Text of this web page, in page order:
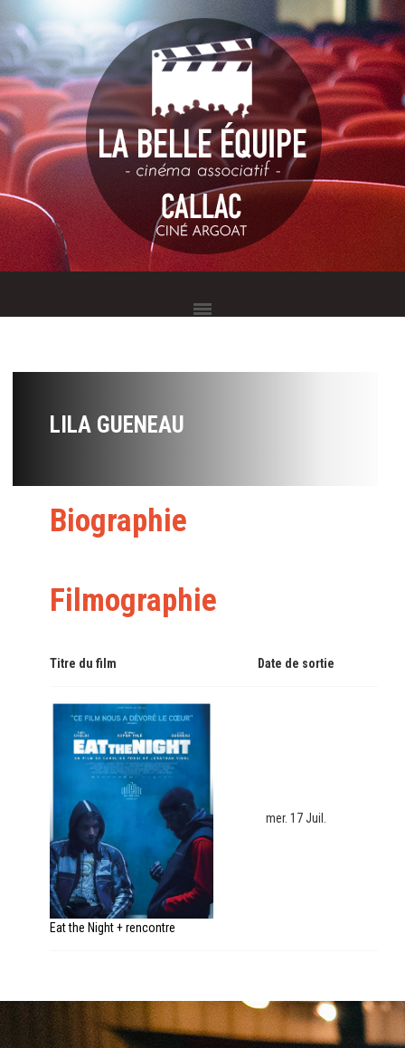
LILA GUENEAU
Biographie
Filmographie
Titre du film Date de sortie
Eat the Night + rencontre
mer. 17 Juil.